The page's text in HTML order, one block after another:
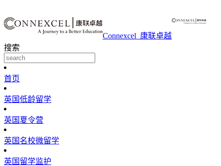
Connexcel_康联卓越
搜索
首页
英国低龄留学
英国夏令营
英国名校微留学
英国留学监护